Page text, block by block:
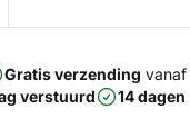
Gratis verzending vanaf
verstuurd 14 dagen